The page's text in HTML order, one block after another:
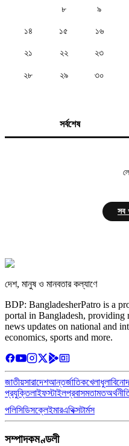
৮ ৯
১৪ ১৫ ১৬
২১ ২২ ২৩
২৮ ২৯ ৩০
সর্বশেষ
সব
দেশ, মানুষ ও মানবতার কল্যাণে
BDP: BangladesherPatro is a
portal in Bangladesh, providing
news updates on national and
economics, sports and more.
জাতীয়সারাদেশআন্তর্জাতিকখেলাধুলা
প্রযুক্তিলাইফস্টাইলপ্রবাসমতামত
পলিসিডিসক্লেইমারএথিক্সটার্মস
সম্পাদকমণ্ডলী